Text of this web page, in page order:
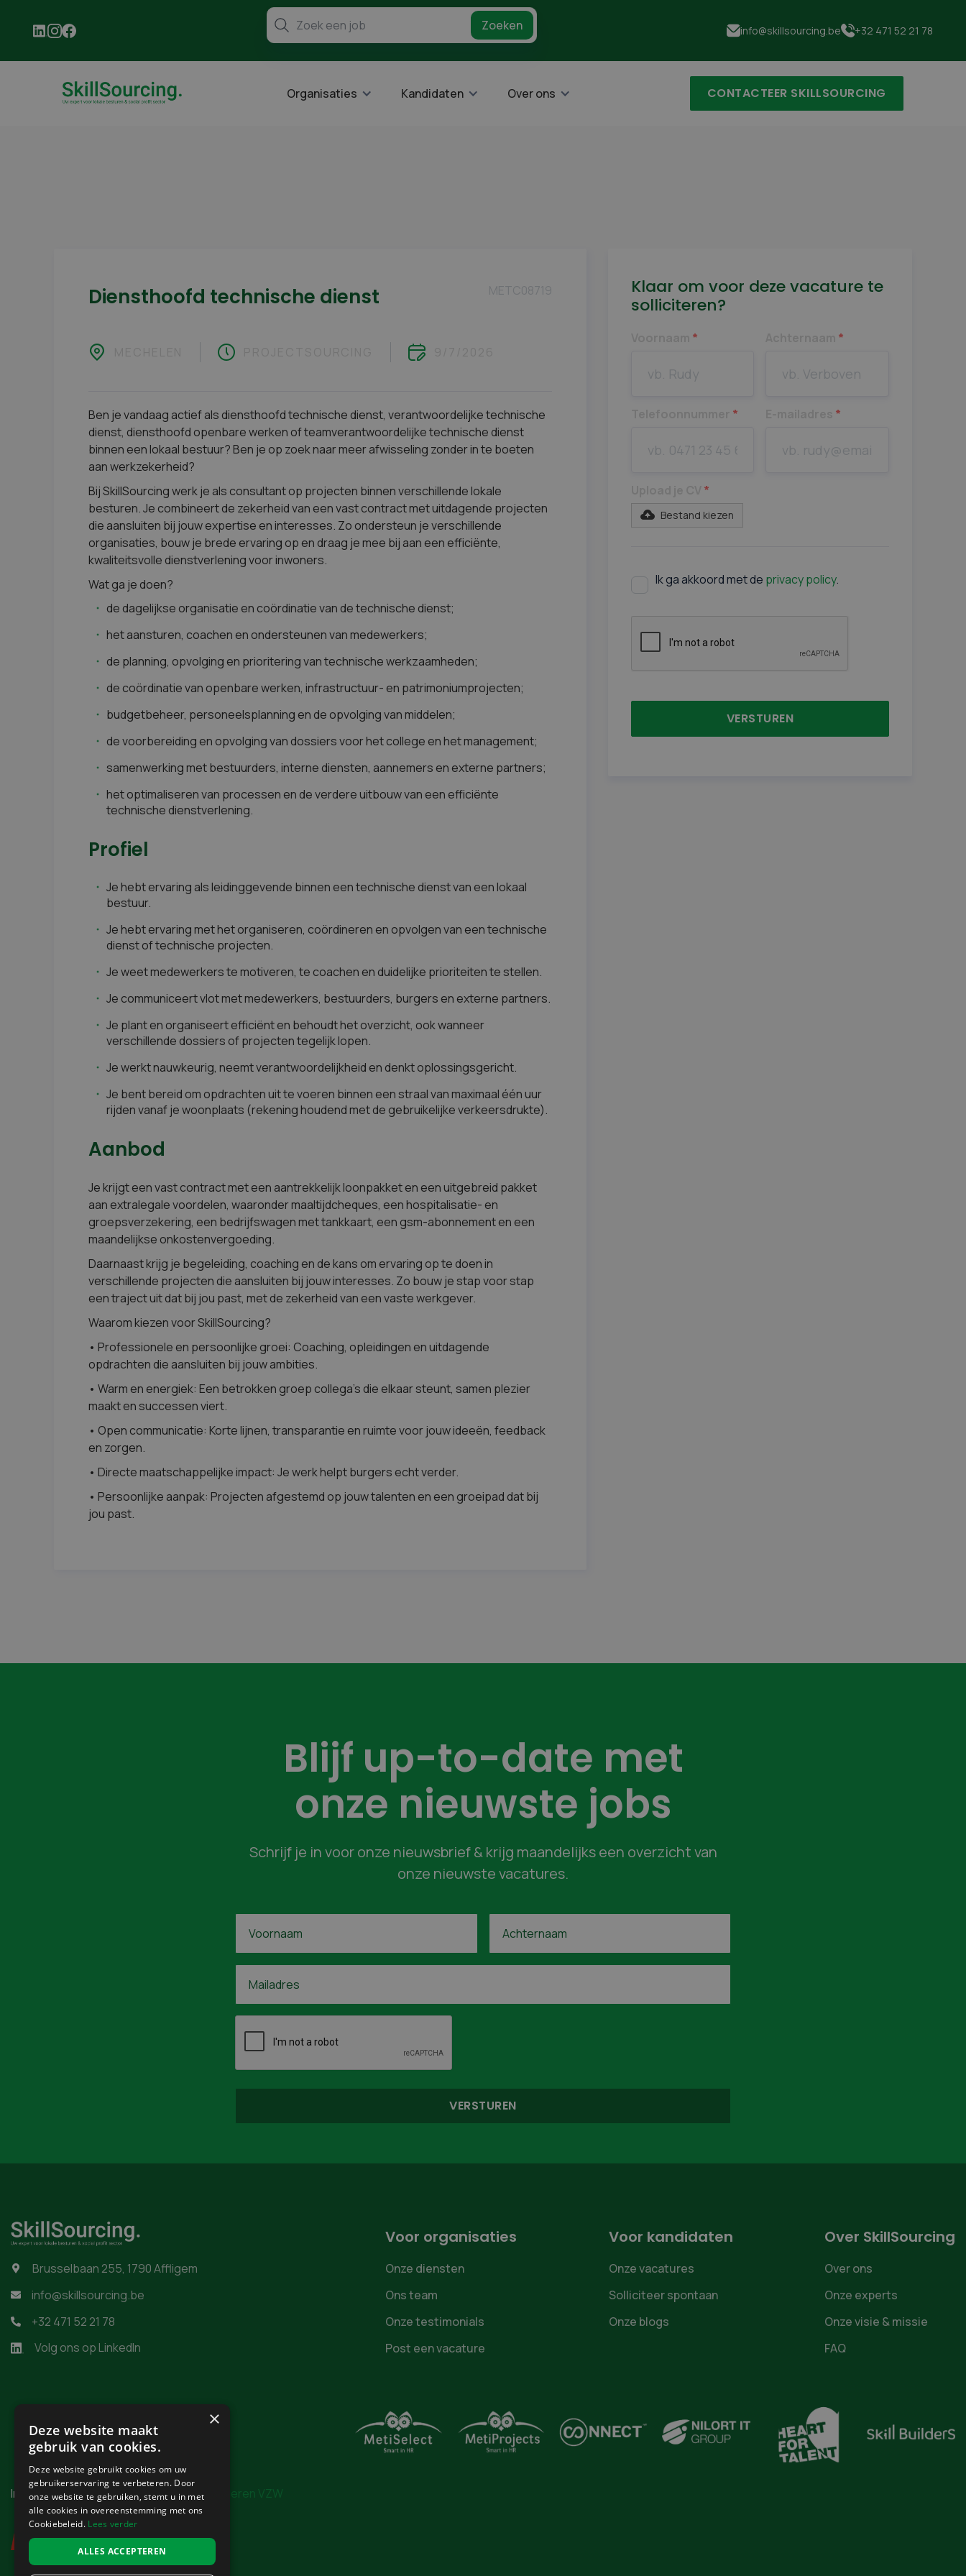
info@skillsourcing.be +32 471 52 21 78
Organisaties Kandidaten Over ons CONTACTEER SKILLSOURCING
Diensthoofd technische dienst METC08719
Ben je vandaag actief als diensthoofd technische dienst, verantwoordelijke technische
dienst, diensthoofd openbare werken of teamverantwoordelijke technische dienst
binnen een lokaal bestuur? Ben je op zoek naar meer afwisseling zonder in te boeten
aan werkzekerheid?
Bij SkillSourcing werk je als consultant op projecten binnen verschillende lokale
besturen. Je combineert de zekerheid van een vast contract met uitdagende projecten
die aansluiten bij jouw expertise en interesses. Zo ondersteun je verschillende
organisaties, bouw je brede ervaring op en draag je mee bij aan een efficiënte,
kwaliteitsvolle dienstverlening voor inwoners.
Wat ga je doen?
de dagelijkse organisatie en coördinatie van de technische dienst;
het aansturen, coachen en ondersteunen van medewerkers;
de planning, opvolging en prioritering van technische werkzaamheden;
de coördinatie van openbare werken, infrastructuur- en patrimoniumprojecten;
budgetbeheer, personeelsplanning en de opvolging van middelen;
de voorbereiding en opvolging van dossiers voor het college en het management;
samenwerking met bestuurders, interne diensten, aannemers en externe partners;
het optimaliseren van processen en de verdere uitbouw van een efficiënte
technische dienstverlening.
Profiel
Je hebt ervaring als leidinggevende binnen een technische dienst van een lokaal
bestuur.
Je hebt ervaring met het organiseren, coördineren en opvolgen van een technische
dienst of technische projecten.
Je weet medewerkers te motiveren, te coachen en duidelijke prioriteiten te stellen.
Je communiceert vlot met medewerkers, bestuurders, burgers en externe partners.
Je plant en organiseert efficiënt en behoudt het overzicht, ook wanneer
verschillende dossiers of projecten tegelijk lopen.
Je werkt nauwkeurig, neemt verantwoordelijkheid en denkt oplossingsgericht.
Je bent bereid om opdrachten uit te voeren binnen een straal van maximaal één uur
rijden vanaf je woonplaats (rekening houdend met de gebruikelijke verkeersdrukte).
Aanbod
Je krijgt een vast contract met een aantrekkelijk loonpakket en een uitgebreid pakket
aan extralegale voordelen, waaronder maaltijdcheques, een hospitalisatie- en
groepsverzekering, een bedrijfswagen met tankkaart, een gsm-abonnement en een
maandelijkse onkostenvergoeding.
Daarnaast krijg je begeleiding, coaching en de kans om ervaring op te doen in
verschillende projecten die aansluiten bij jouw interesses. Zo bouw je stap voor stap
een traject uit dat bij jou past, met de zekerheid van een vaste werkgever.
Waarom kiezen voor SkillSourcing?
• Professionele en persoonlijke groei: Coaching, opleidingen en uitdagende
opdrachten die aansluiten bij jouw ambities.
• Warm en energiek: Een betrokken groep collega’s die elkaar steunt, samen plezier
maakt en successen viert.
• Open communicatie: Korte lijnen, transparantie en ruimte voor jouw ideeën, feedback
en zorgen.
• Directe maatschappelijke impact: Je werk helpt burgers echt verder.
• Persoonlijke aanpak: Projecten afgestemd op jouw talenten en een groeipad dat bij
jou past.
Klaar om voor deze vacature te
solliciteren?
* *
* *
*
Bestand kiezen
Ik ga akkoord met de privacy policy.
Blijf up-to-date met
onze nieuwste jobs
Schrijf je in voor onze nieuwsbrief & krijg maandelijks een overzicht van
onze nieuwste vacatures.
 Brusselbaan 255, 1790 Affligem
 info@skillsourcing.be

+32 471 52 21 78
Volg ons op LinkedIn
Voor organisaties
Onze diensten
Ons team
Onze testimonials
Post een vacature
Voor kandidaten
Onze vacatures
Solliciteer spontaan
Onze blogs
Over SkillSourcing
Over ons
Onze experts
Onze visie & missie
FAQ
In samenwerking metBurgerzaken Vlaanderen VZW
×
Deze website maakt
gebruik van cookies.
Deze website gebruikt cookies om uw
gebruikerservaring te verbeteren. Door
onze website te gebruiken, stemt u in met
alle cookies in overeenstemming met ons
Cookiebeleid. Lees verder
ALLES ACCEPTEREN